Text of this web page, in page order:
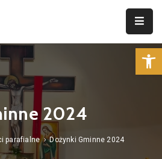
2024
parafialne Dożynki Gminne 2024